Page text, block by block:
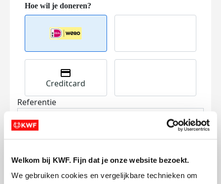
Welkom bij KWF. Fijn dat je onze website bezoekt.
We gebruiken cookies en vergelijkbare technieken om
Creditcard
Referentie